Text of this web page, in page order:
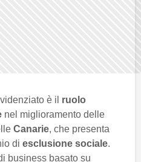
è il ruolo
nel miglioramento delle
Canarie, che presenta
di esclusione sociale.
business basato su